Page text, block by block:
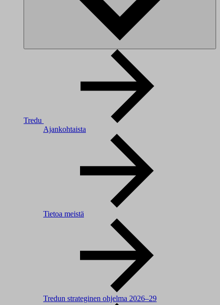
Tredu
Ajankohtaista
Tietoa meistä
Tredun strateginen ohjelma 2026–29